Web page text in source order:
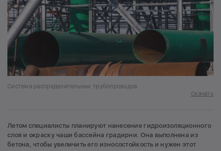
Система распределительных трубопроводов
Скачать
Летом специалисты планируют нанесение гидроизоляционного
слоя и окраску чаши бассейна градирни. Она выполнена из
бетона, чтобы увеличить его износостойкость и нужен этот